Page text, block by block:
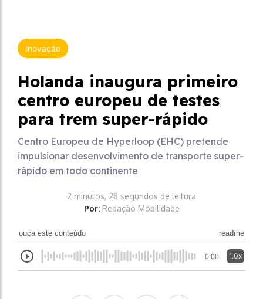
Inovação
Holanda inaugura primeiro
centro europeu de testes
para trem super-rápido
Centro Europeu de Hyperloop (EHC) pretende
impulsionar desenvolvimento de transporte super-
rápido em todo continente
2 minutos, 28 segundos de leitura
Por: Redação Mobilidade
ouça este conteúdo readme
0:00 1.0x